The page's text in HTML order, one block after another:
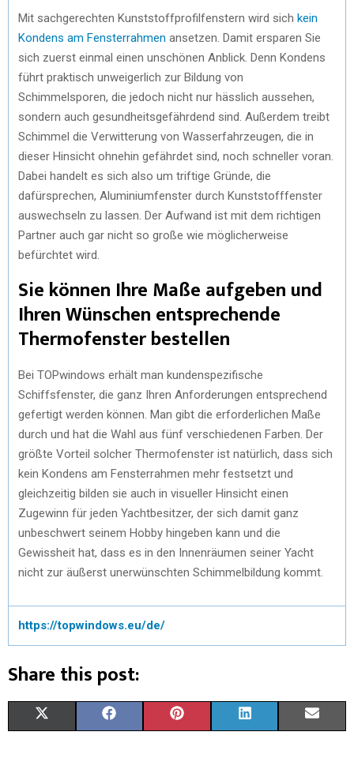
Mit sachgerechten Kunststoffprofilfenstern wird sich kein
Kondens am Fensterrahmen ansetzen. Damit ersparen Sie
sich zuerst einmal einen unschönen Anblick. Denn Kondens
führt praktisch unweigerlich zur Bildung von
Schimmelsporen, die jedoch nicht nur hässlich aussehen,
sondern auch gesundheitsgefährdend sind. Außerdem treibt
Schimmel die Verwitterung von Wasserfahrzeugen, die in
dieser Hinsicht ohnehin gefährdet sind, noch schneller voran.
Dabei handelt es sich also um triftige Gründe, die
dafürsprechen, Aluminiumfenster durch Kunststofffenster
auswechseln zu lassen. Der Aufwand ist mit dem richtigen
Partner auch gar nicht so große wie möglicherweise
befürchtet wird.
Sie können Ihre Maße aufgeben und
Ihren Wünschen entsprechende
Thermofenster bestellen
Bei TOPwindows erhält man kundenspezifische
Schiffsfenster, die ganz Ihren Anforderungen entsprechend
gefertigt werden können. Man gibt die erforderlichen Maße
durch und hat die Wahl aus fünf verschiedenen Farben. Der
größte Vorteil solcher Thermofenster ist natürlich, dass sich
kein Kondens am Fensterrahmen mehr festsetzt und
gleichzeitig bilden sie auch in visueller Hinsicht einen
Zugewinn für jeden Yachtbesitzer, der sich damit ganz
unbeschwert seinem Hobby hingeben kann und die
Gewissheit hat, dass es in den Innenräumen seiner Yacht
nicht zur äußerst unerwünschten Schimmelbildung kommt.
https://topwindows.eu/de/
Share this post: